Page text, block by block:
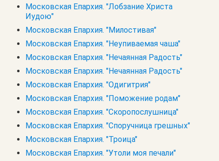
Московская Епархия. "Лобзание Христа
Иудою"
Московская Епархия. "Милостивая"
Московская Епархия. "Неупиваемая чаша"
Московская Епархия. "Нечаянная Радость"
Московская Епархия. "Нечаянная Радость"
Московская Епархия. "Одигитрия"
Московская Епархия. "Поможение родам"
Московская Епархия. "Скоропослушница"
Московская Епархия. "Споручница грешных"
Московская Епархия. "Троица"
Московская Епархия. "Утоли моя печали"